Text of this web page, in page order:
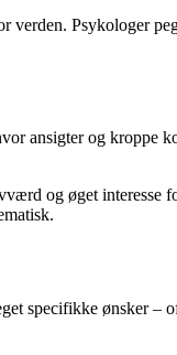
Psykologer
ansigter og kroppe
og øget interesse
specifikke ønsker –